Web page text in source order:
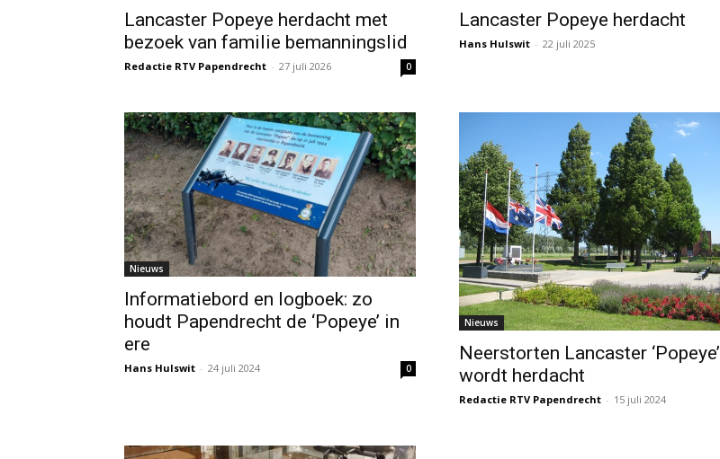
Lancaster Popeye herdacht met
bezoek van familie bemanningslid
Redactie RTV Papendrecht - 27 juli 2026 0
Lancaster Popeye herdacht
Hans Hulswit - 22 juli 2025
Nieuws
Informatiebord en logboek: zo
houdt Papendrecht de ‘Popeye’ in
ere
Hans Hulswit - 24 juli 2024 0
Nieuws
Neerstorten Lancaster ‘Popeye’
wordt herdacht
Redactie RTV Papendrecht - 15 juli 2024